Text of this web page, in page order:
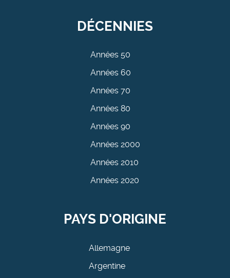
DÉCENNIES
Années 50
Années 60
Années 70
Années 80
Années 90
Années 2000
Années 2010
Années 2020
PAYS D'ORIGINE
Allemagne
Argentine